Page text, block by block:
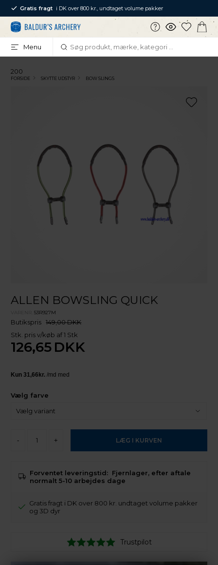
Gratis fragt i DK over 800 kr., undtaget volume pakker
Menu
200
FORSIDE SKYTTE UDSTYR BOW SLINGS
ALLEN BOWSLING QUICK
VARENR.53R927M
Butikspris 149,00 DKK
Stk. pris v/køb af 1 Stk
126,65 DKK
Vælg farve
- +
Forventet leveringstid: Fjernlager, efter aftale
normalt 5-10 arbejdes dage
Gratis fragt i DK over 800 kr. undtaget volume pakker
og 3D dyr
Trustpilot